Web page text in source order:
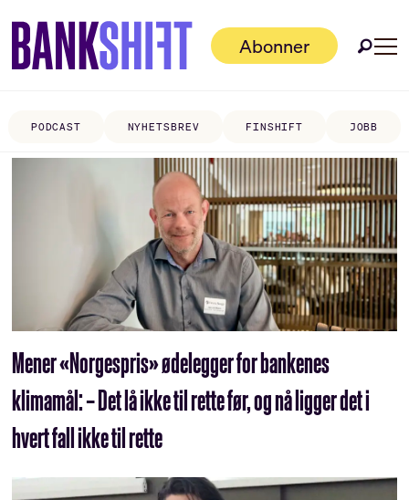
Abonner
PODCAST NYHETSBREV FINSHIFT JOBB
Tag:
bærekraftskonferanse
Mener «Norgespris» ødelegger for bankenes
klimamål: – Det lå ikke til rette før, og nå ligger det i
hvert fall ikke til rette